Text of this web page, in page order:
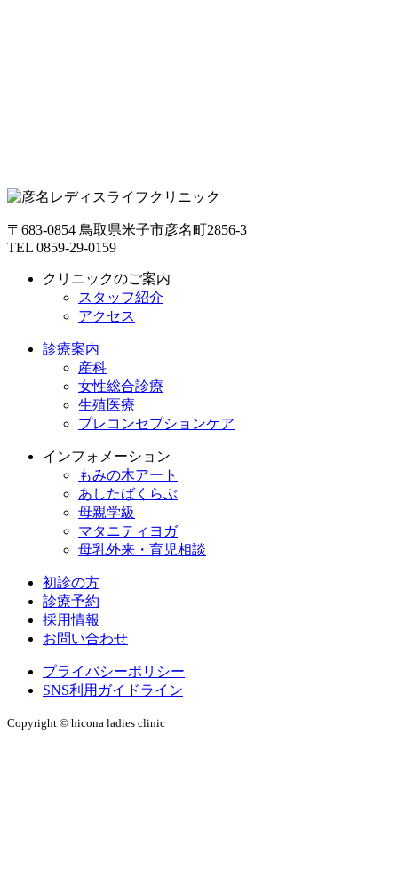
〒683-0854 鳥取県米子市彦名町2856-3
TEL 0859-29-0159
クリニックのご案内
スタッフ紹介
アクセス
診療案内
産科
女性総合診療
生殖医療
プレコンセプションケア
インフォメーション
もみの木アート
あしたばくらぶ
母親学級
マタニティヨガ
母乳外来・育児相談
初診の方
診療予約
採用情報
お問い合わせ
プライバシーポリシー
SNS利用ガイドライン
Copyright © hicona ladies clinic